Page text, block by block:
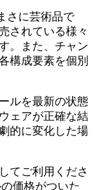
さに芸術品で
されている様々
。また、チャン
構成要素を個別
ルを最新の状態
ェアが正確な結
的に変化した場
てご利用くださ
価格がついた